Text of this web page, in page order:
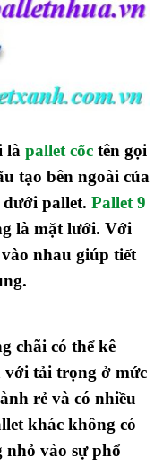
là pallet cốc tên gọi
tạo bên ngoài của
pallet. Pallet 9
là mặt lưới. Với
nhau giúp tiết
chãi có thể kê
với tải trọng ở mức
rẻ và có nhiều
khác không có
vào sự phổ